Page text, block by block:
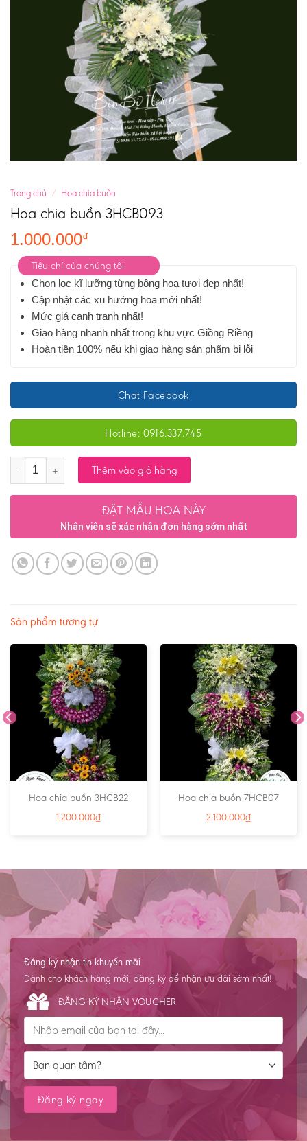
Trang chủ / Hoa chia buồn
Hoa chia buồn 3HCB093
1.000.000₫
Tiêu chí của chúng tôi
Chọn lọc kĩ lưỡng từng bông hoa tươi đẹp nhất!
Cập nhật các xu hướng hoa mới nhất!
Mức giá cạnh tranh nhất!
Giao hàng nhanh nhất trong khu vực Giồng Riềng
Hoàn tiền 100% nếu khi giao hàng sản phẩm bị lỗi
Chat Facebook
Hotline: 0916.337.745
Số lượng Thêm vào giỏ hàng
ĐẶT MẪU HOA NÀY
Nhân viên sẽ xác nhận đơn hàng sớm nhất
Sản phẩm tương tự
Hoa chia buồn 3HCB22
1.200.000₫
Hoa chia buồn 7HCB07
2.100.000₫
Đăng ký nhận tin khuyến mãi
Dành cho khách hàng mới, đăng ký để nhận ưu đãi sớm nhất!
ĐĂNG KÝ NHẬN VOUCHER